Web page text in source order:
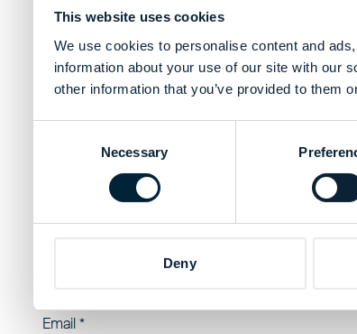
This website uses cookies
We use cookies to personalise content and
information about your use of our site with our
other information that you’ve provided to them
Necessary
Deny
Proszę wypełnić poniższe dane
Imię*
Nazwa firmy*
Czy jesteś już naszym klientem?
Email*